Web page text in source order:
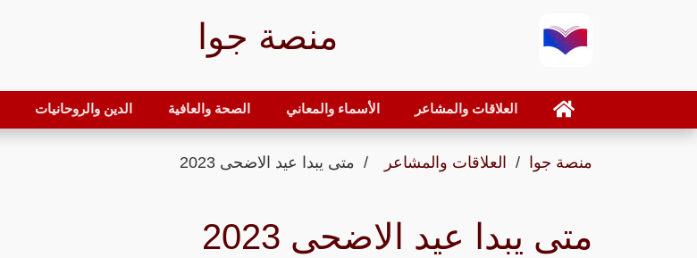
منصة جوا
العلاقات والمشاعر الأسماء والمعاني الصحة والعافية الدين والروحانيات
منصة جوا العلاقات والمشاعر متى يبدا عيد الاضحى 2023
متى يبدا عيد الاضحى 2023